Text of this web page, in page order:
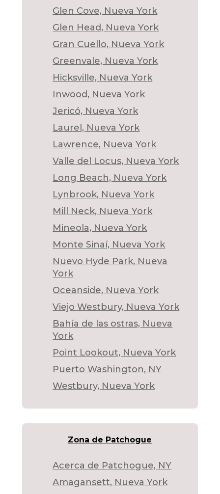
Glen Cove, Nueva York
Glen Head, Nueva York
Gran Cuello, Nueva York
Greenvale, Nueva York
Hicksville, Nueva York
Inwood, Nueva York
Jericó, Nueva York
Laurel, Nueva York
Lawrence, Nueva York
Valle del Locus, Nueva York
Long Beach, Nueva York
Lynbrook, Nueva York
Mill Neck, Nueva York
Mineola, Nueva York
Monte Sinaí, Nueva York
Nuevo Hyde Park, Nueva
York
Oceanside, Nueva York
Viejo Westbury, Nueva York
Bahía de las ostras, Nueva
York
Point Lookout, Nueva York
Puerto Washington, NY
Westbury, Nueva York
Zona de Patchogue
Acerca de Patchogue, NY
Amagansett, Nueva York